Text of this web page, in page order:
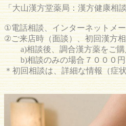
「大山漢方堂薬局：漢方健康相
①電話相談、インターネットメ
②ご来店時（面談）、初回漢方
a)相談後、調合漢方薬をご購
b)相談のみの場合７０００円
＊初回相談は、詳細な情報（症